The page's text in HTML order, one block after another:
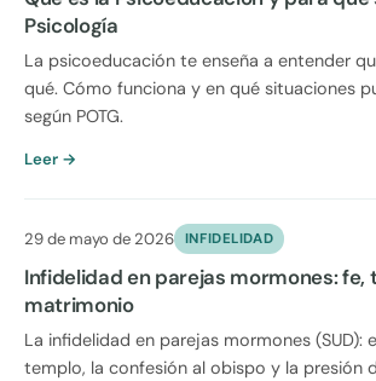
Psicología
La psicoeducación te enseña a entender
qué. Cómo funciona y en qué situaciones
según POTG.
Leer →
29 de mayo de 2026 INFIDELIDAD
Infidelidad en parejas mormones: fe,
matrimonio
La infidelidad en parejas mormones (SUD):
templo, la confesión al obispo y la presión